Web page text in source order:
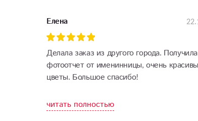
Елена
Делала заказ из другого города. Получила
фотоотчет от именинницы, очень
цветы. Большое спасибо!
читать полностью